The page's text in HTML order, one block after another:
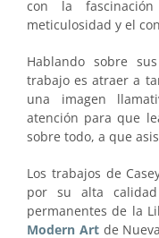
con la
meticulosidad y el
Hablando sobre
trabajo es atraer a
una imagen
atención para que
sobre todo, a que
Los trabajos de
por su alta
permanentes de la
Modern Art de